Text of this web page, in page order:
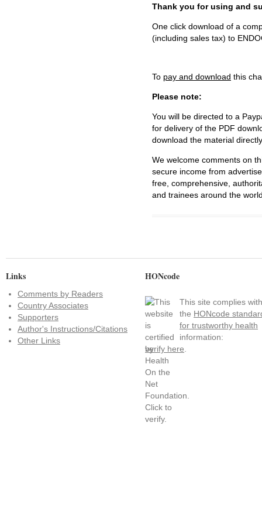
Thank you for using and
One click download of a
(including sales tax) to
To pay and download this
Please note:
You will be directed to a
for delivery of the PDF
download the material
We welcome comments on
secure income from
free, comprehensive,
and trainees around the
Links
Comments by Readers
Country Associates
Supporters
Author's Instructions/Citations
Other Links
HONcode
This site complies with
the HONcode
for trustworthy health
information:
verify here